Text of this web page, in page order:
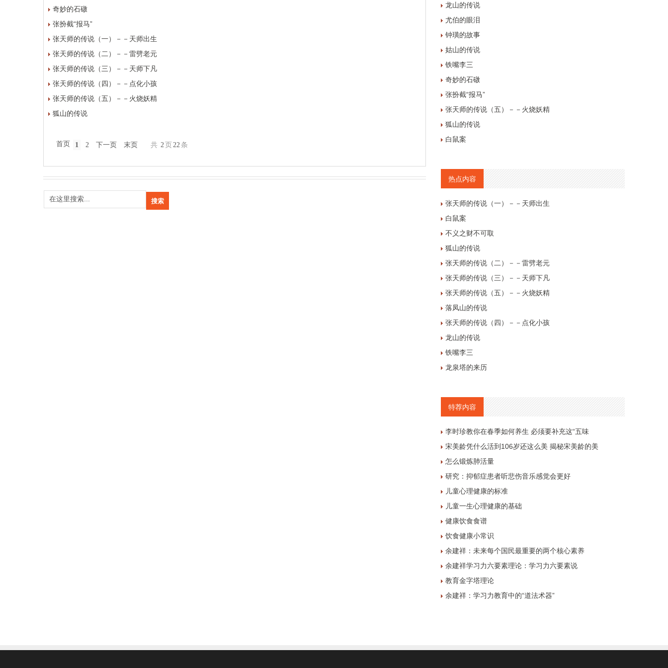
奇妙的石礅
张扮截“报马”
张天师的传说（一）－－天师出生
张天师的传说（二）－－雷劈老元
张天师的传说（三）－－天师下凡
张天师的传说（四）－－点化小孩
张天师的传说（五）－－火烧妖精
狐山的传说
首页 1 2 下一页 末页 共 2 页 22 条
龙山的传说
尤伯的眼泪
钟璜的故事
姑山的传说
铁嘴李三
奇妙的石礅
张扮截“报马”
张天师的传说（五）－－火烧妖精
狐山的传说
白鼠案
热点内容
张天师的传说（一）－－天师出生
白鼠案
不义之财不可取
狐山的传说
张天师的传说（二）－－雷劈老元
张天师的传说（三）－－天师下凡
张天师的传说（五）－－火烧妖精
落凤山的传说
张天师的传说（四）－－点化小孩
龙山的传说
铁嘴李三
龙泉塔的来历
特荐内容
李时珍教你在春季如何养生 必须要补充这“五味
宋美龄凭什么活到106岁还这么美 揭秘宋美龄的美
怎么锻炼肺活量
研究：抑郁症患者听悲伤音乐感觉会更好
儿童心理健康的标准
儿童一生心理健康的基础
健康饮食食谱
饮食健康小常识
余建祥：未来每个国民最重要的两个核心素养
余建祥学习力六要素理论：学习力六要素说
教育金字塔理论
余建祥：学习力教育中的“道法术器”